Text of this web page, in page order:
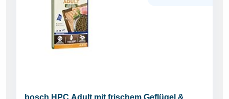
bosch HPC Adult mit frischem Geflügel &